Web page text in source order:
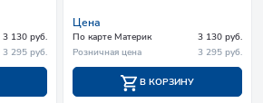
3 130 руб.
3 295 руб.
Цена
По карте Материк
3 130 руб.
Розничная цена
3 295 руб.
В КОРЗИНУ